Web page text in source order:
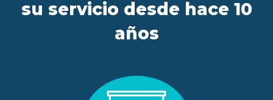
su servicio desde hace 10
años